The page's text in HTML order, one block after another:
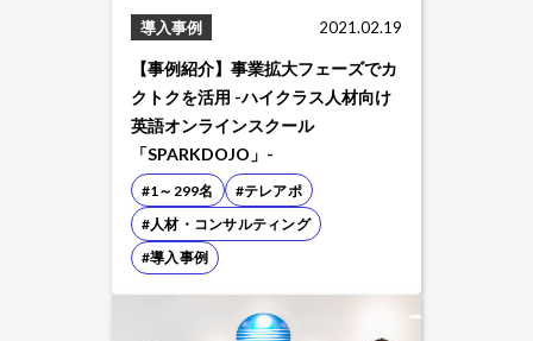
導入事例 2021.02.19
【事例紹介】事業拡大フェーズでカ
クトクを活用 -ハイクラス人材向け
英語オンラインスクール
「SPARKDOJO」-
#1～299名
#テレアポ
#人材・コンサルティング
#導入事例